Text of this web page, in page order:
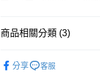
３．收到繳費通知簡訊後14天
絡購買商品的店家。未經商家
每筆NT$60，滿NT$1,500(
宅配
商品相關分類 (3)
分享 客服